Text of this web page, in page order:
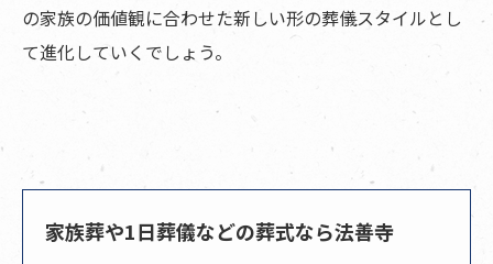
の家族の価値観に合わせた新しい形の葬儀スタイルとし
て進化していくでしょう。
家族葬や1日葬儀などの葬式なら法善寺